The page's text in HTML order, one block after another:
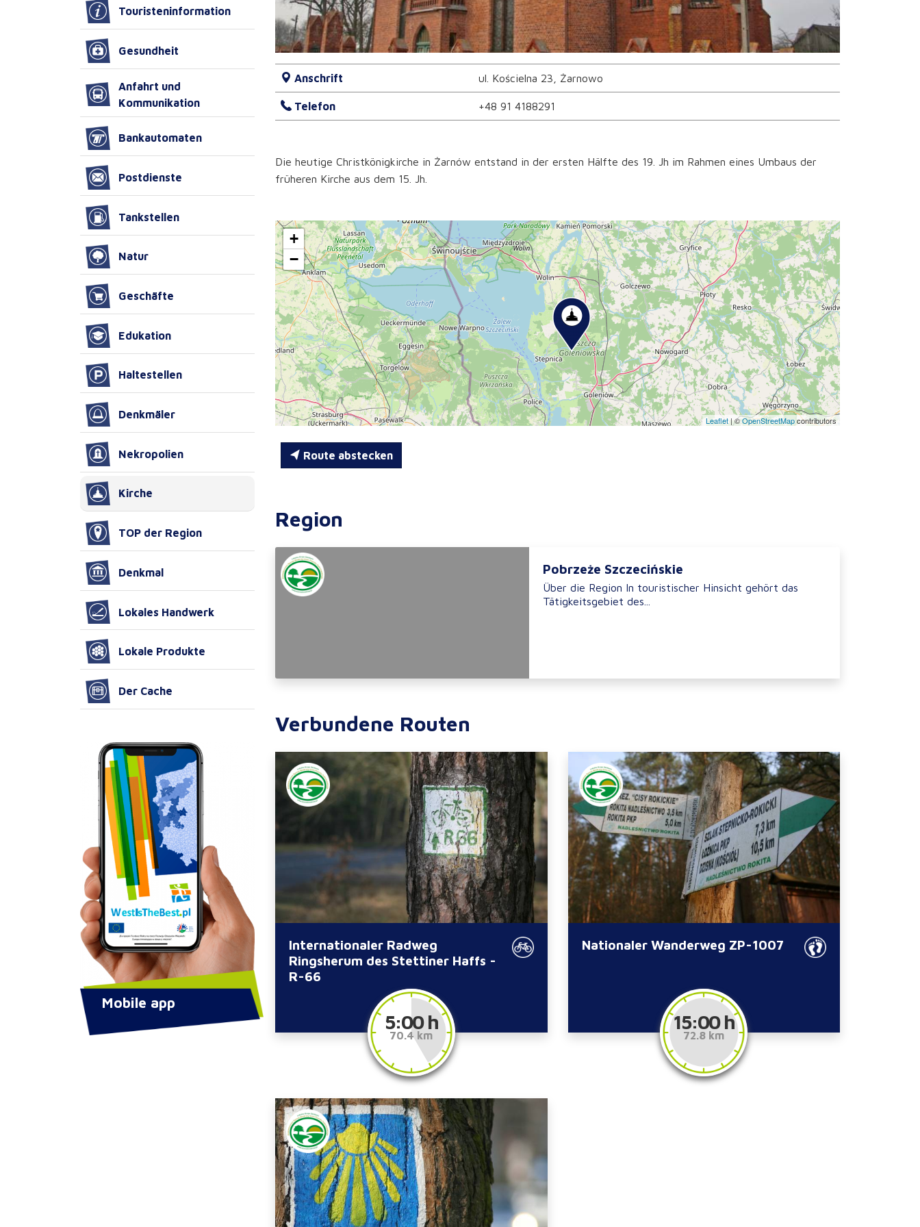
Anschrift ul. Kościelna 23, Żarnowo
Telefon +48 91 4188291
Die heutige Christkönigkirche in Żarnów entstand in der ersten Hälfte des 19. Jh im Rahmen eines Umbaus der
früheren Kirche aus dem 15. Jh.
+
−
Leaflet |©OpenStreetMapcontributors
Route abstecken
Region
Pobrzeże Szczecińskie
Über die Region In touristischer Hinsicht gehört das
Tätigkeitsgebiet des...
Verbundene Routen
Internationaler Radweg
Ringsherum des Stettiner Haffs -
R-66
5:00 h
70.4 km
Nationaler Wanderweg ZP-1007
15:00 h
72.8 km
Touristeninformation
Gesundheit
Anfahrt und
Kommunikation
Bankautomaten
Postdienste
Tankstellen
Natur
Geschäfte
Edukation
Haltestellen
Denkmäler
Nekropolien
Kirche
TOP der Region
Denkmal
Lokales Handwerk
Lokale Produkte
Der Cache
Mobile app